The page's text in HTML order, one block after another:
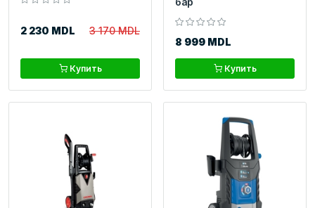
2 230 MDL 3 170 MDL
Купить
8 999 MDL
Купить